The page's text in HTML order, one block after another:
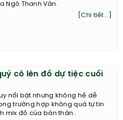
Ngô Thanh Vân.
[Chi tiết...]
cô lên đồ dự tiệc cuối
nổi bật nhưng không hề dễ
trường hợp không quá tự tin
mix đồ của bản thân..